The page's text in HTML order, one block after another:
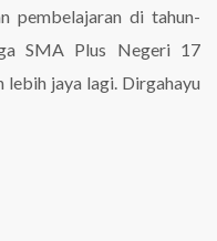
pembelajaran di tahun-
SMA Plus Negeri 17
lebih jaya lagi. Dirgahayu